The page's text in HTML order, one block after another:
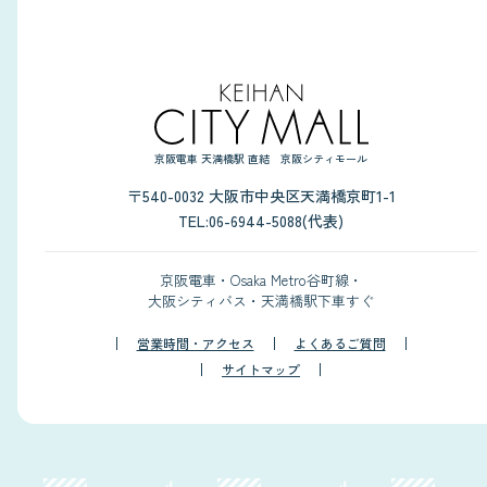
京阪電車 天満橋駅 直結 京阪シティモール
〒540-0032 大阪市中央区天満橋京町1-1
TEL:06-6944-5088(代表)
京阪電車・Osaka Metro谷町線・
大阪シティバス・天満橋駅下車すぐ
営業時間・アクセス
よくあるご質問
サイトマップ